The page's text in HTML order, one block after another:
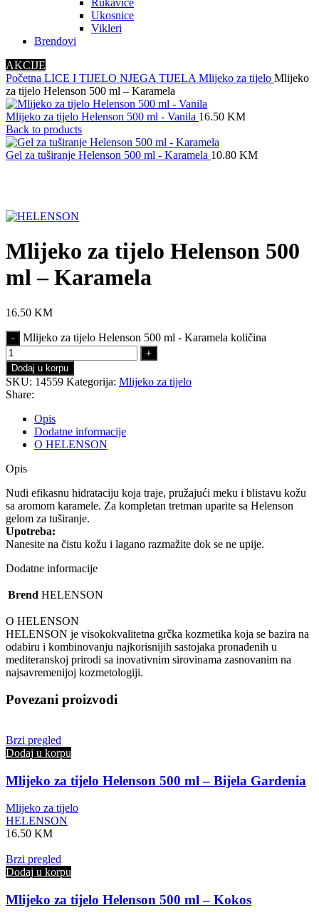
Ukosnice
Vikleri
Brendovi
AKCIJE
Početna LICE I TIJELO NJEGA TIJELA Mlijeko za tijelo Mlijeko
za tijelo Helenson 500 ml – Karamela
Mlijeko za tijelo Helenson 500 ml - Vanila 16.50 KM
Back to products
Gel za tuširanje Helenson 500 ml - Karamela 10.80 KM
Mlijeko za tijelo Helenson 500
ml – Karamela
16.50 KM
Mlijeko za tijelo Helenson 500 ml - Karamela količina
Dodaj u korpu
SKU: 14559 Kategorija: Mlijeko za tijelo
Share:
Opis
Dodatne informacije
O HELENSON
Opis
Nudi efikasnu hidrataciju koja traje, pružajući meku i blistavu kožu
sa aromom karamele. Za kompletan tretman uparite sa Helenson
gelom za tuširanje.
Upotreba:
Nanesite na čistu kožu i lagano razmažite dok se ne upije.
Dodatne informacije
Brend HELENSON
O HELENSON
HELENSON je visokokvalitetna grčka kozmetika koja se bazira na
odabiru i kombinovanju najkorisnijih sastojaka pronađenih u
mediteranskoj prirodi sa inovativnim sirovinama zasnovanim na
najsavremenijoj kozmetologiji.
Povezani proizvodi
Brzi pregled
Dodaj u korpu
Mlijeko za tijelo Helenson 500 ml – Bijela Gardenia
Mlijeko za tijelo
HELENSON
16.50 KM
Brzi pregled
Dodaj u korpu
Mlijeko za tijelo Helenson 500 ml – Kokos